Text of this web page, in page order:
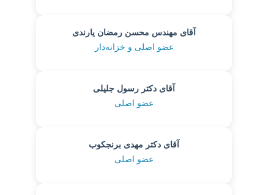
آقای مهندس محسن رمضان یارندی
عضو اصلی و خزانه‌دار
آقای دکتر رسول جلیلی
عضو اصلی
آقای دکتر مهدی برنجکوب
عضو اصلی